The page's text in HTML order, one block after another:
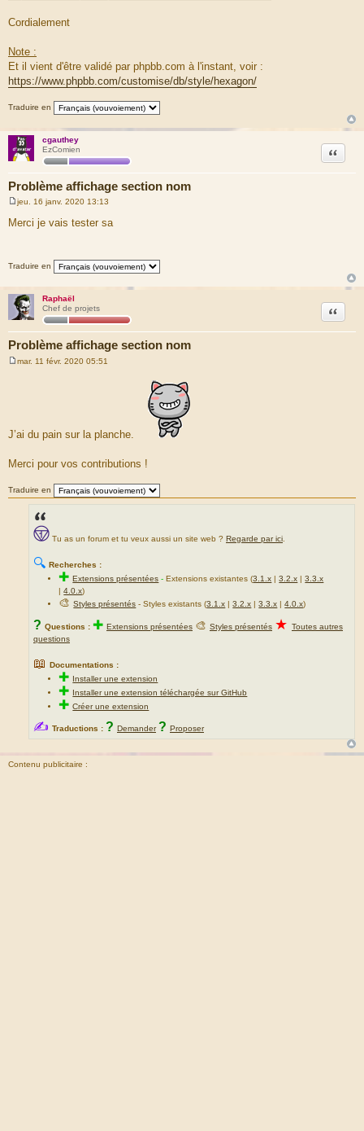
Cordialement
Note :
Et il vient d'être validé par phpbb.com à l'instant, voir :
https://www.phpbb.com/customise/db/style/hexagon/
Traduire en
cgauthey
EzComien
Problème affichage section nom
Citation
e
s
e
jeu. 16 janv. 2020 13:13
Merci je vais tester sa
Traduire en
Raphaël
Chef de projets
Problème affichage section nom
Citation
mar. 11 févr. 2020 05:51
J’ai du pain sur la planche.
Merci pour vos contributions !
Traduire en
Tu as un forum et tu veux aussi un site web ? Regarde par ici.
🔍 Recherches :
✚Extensions présentées -Extensions existantes (3.1.x |3.2.x |3.3.x
|4.0.x)
🎨Styles présentés - Styles existants (3.1.x |3.2.x |3.3.x |4.0.x)
? Questions : ✚ Extensions présentées 🎨 Styles présentés ★ Toutes autres
questions
📖 Documentations :
✚ Installer une extension
✚ Installer une extension téléchargée sur GitHub
✚Créer une extension
✍ Traductions : ? Demander ? Proposer
Contenu publicitaire :